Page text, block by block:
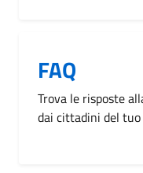
FAQ
Trova le risposte
dai cittadini del